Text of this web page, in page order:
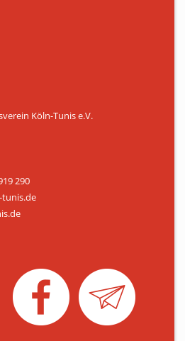
Köln-Tunis e.V.
290
tunis.de